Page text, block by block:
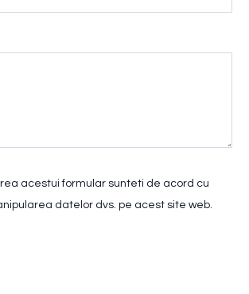
acestui formular sunteti de acord cu
datelor dvs. pe acest site web.